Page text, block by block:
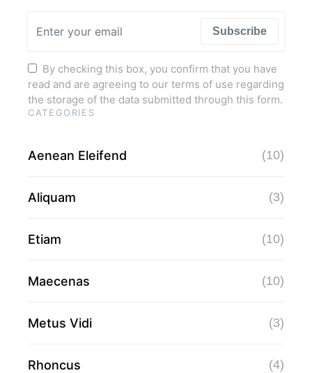
Subscribe
By checking this box, you confirm that you have
read and are agreeing to our terms of use regarding
the storage of the data submitted through this form.
CATEGORIES
Aenean Eleifend (10)
Aliquam (3)
Etiam (10)
Maecenas (10)
Metus Vidi (3)
Rhoncus (4)